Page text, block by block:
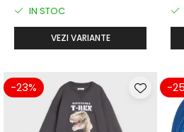
IN STOC
VEZI VARIANTE
-23% -